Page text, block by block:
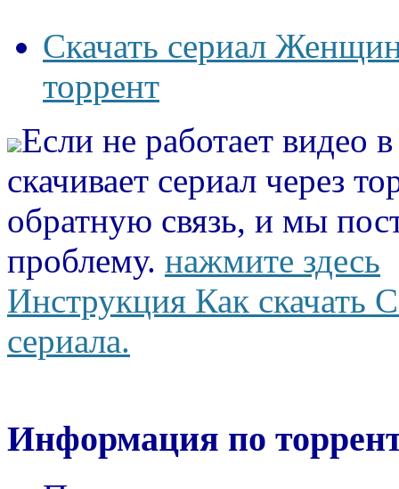
Скачать сериал
торрент
Если не работает видео
скачивает сериал через
обратную связь, и мы
проблему. нажмите здесь
Инструкция Как скачать
сериала.
Информация по